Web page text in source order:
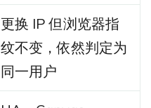
更换 IP 但浏览器指
纹不变，依然判定为
同一用户